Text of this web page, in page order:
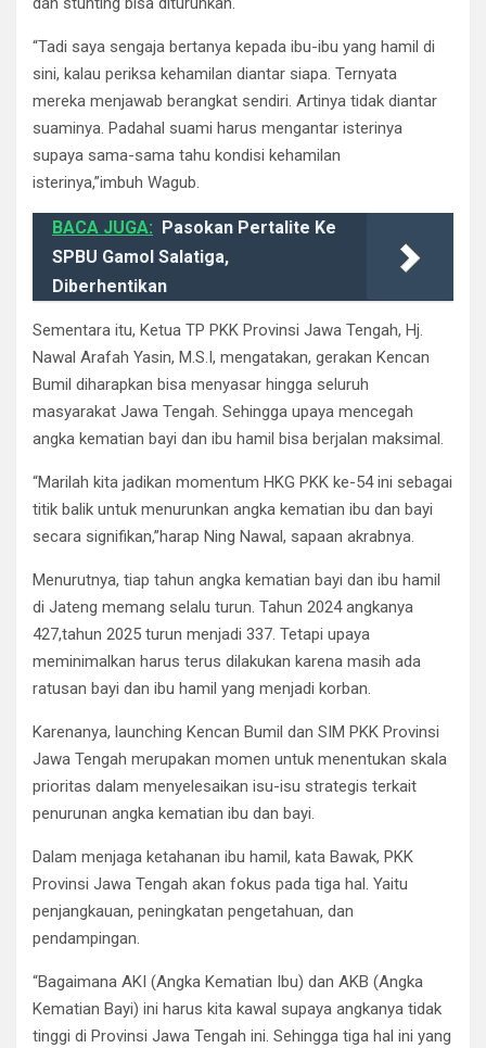
“Tadi saya sengaja bertanya kepada ibu-ibu yang hamil di
sini, kalau periksa kehamilan diantar siapa. Ternyata
mereka menjawab berangkat sendiri. Artinya tidak diantar
suaminya. Padahal suami harus mengantar isterinya
supaya sama-sama tahu kondisi kehamilan
isterinya,”imbuh Wagub.
BACA JUGA:
Pasokan Pertalite Ke
SPBU Gamol Salatiga,
Diberhentikan
Sementara itu, Ketua TP PKK Provinsi Jawa Tengah, Hj.
Nawal Arafah Yasin, M.S.I, mengatakan, gerakan Kencan
Bumil diharapkan bisa menyasar hingga seluruh
masyarakat Jawa Tengah. Sehingga upaya mencegah
angka kematian bayi dan ibu hamil bisa berjalan maksimal.
“Marilah kita jadikan momentum HKG PKK ke-54 ini sebagai
titik balik untuk menurunkan angka kematian ibu dan bayi
secara signifikan,”harap Ning Nawal, sapaan akrabnya.
Menurutnya, tiap tahun angka kematian bayi dan ibu hamil
di Jateng memang selalu turun. Tahun 2024 angkanya
427,tahun 2025 turun menjadi 337. Tetapi upaya
meminimalkan harus terus dilakukan karena masih ada
ratusan bayi dan ibu hamil yang menjadi korban.
Karenanya, launching Kencan Bumil dan SIM PKK Provinsi
Jawa Tengah merupakan momen untuk menentukan skala
prioritas dalam menyelesaikan isu-isu strategis terkait
penurunan angka kematian ibu dan bayi.
Dalam menjaga ketahanan ibu hamil, kata Bawak, PKK
Provinsi Jawa Tengah akan fokus pada tiga hal. Yaitu
penjangkauan, peningkatan pengetahuan, dan
pendampingan.
“Bagaimana AKI (Angka Kematian Ibu) dan AKB (Angka
Kematian Bayi) ini harus kita kawal supaya angkanya tidak
tinggi di Provinsi Jawa Tengah ini. Sehingga tiga hal ini yang